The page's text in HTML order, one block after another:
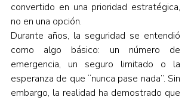
convertido en una prioridad estratégica,
no en una opción.
Durante años, la seguridad se entendió
como algo básico: un número de
emergencia, un seguro limitado o la
esperanza de que “nunca pase nada”. Sin
embargo, la realidad ha demostrado que